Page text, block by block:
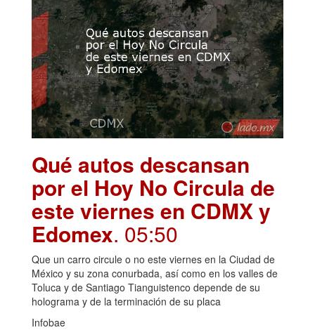
Qué autos descansan
por el Hoy No Circula de
este viernes en CDMX y
Edomex. 05:50
Que un carro circule o no este viernes en la Ciudad de
México y su zona conurbada, así como en los valles de
Toluca y de Santiago Tianguistenco depende de su
holograma y de la terminación de su placa
Infobae